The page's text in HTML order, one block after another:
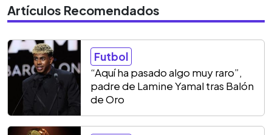
Artículos Recomendados
Futbol
“Aquí ha pasado algo muy raro”,
padre de Lamine Yamal tras Balón
de Oro